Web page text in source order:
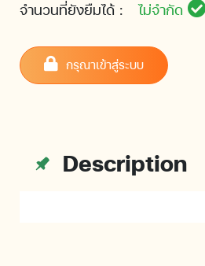
จำนวนที่ยังยืมได้ : ไม่จำกัด
กรุณาเข้าสู่ระบบ
Description